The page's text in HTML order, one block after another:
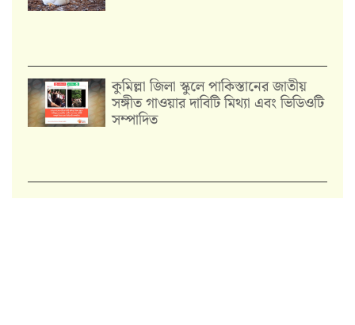
কুমিল্লা জিলা স্কুলে পাকিস্তানের জাতীয়
সঙ্গীত গাওয়ার দাবিটি মিথ্যা এবং ভিডিওটি
সম্পাদিত